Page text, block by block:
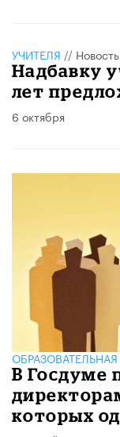
УЧИТЕЛЯ // Новость
Надбавку
лет
6 октября
В Госдуме
которых